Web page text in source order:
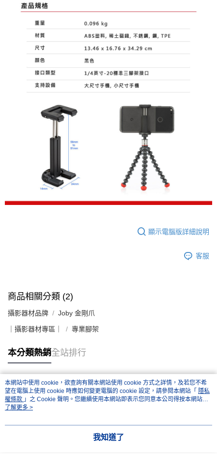
顯示電腦版詳細說明
客服
商品相關分類 (2)
攝影器材品牌 Joby 金剛爪
｜攝影器材專區｜ 專業腳架
本分類熱銷全站排行
熱門標籤
本網站中使用 cookie，欲查詢有關本網站使用 cookie 方式之詳情，及若您不希
望在電腦上使用 cookie 時應如何變更電腦的 cookie 設定，請參閱本網站「 隱私
權條款 」之 Cookie 聲明。您繼續使用本網站即表示您同意本公司得按本網站使
用條款之 Cookie 聲明使用 cookie。
了解更多 >
我知道了